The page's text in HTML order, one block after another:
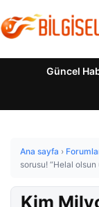
Güncel
Ana sayfa ›
sorusu! “Helal olsun
Kim